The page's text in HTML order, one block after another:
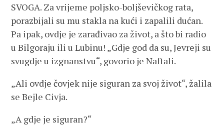
SVOGA. Za vrijeme poljsko-boljševičkog rata,
porazbijali su mu stakla na kući i zapalili dućan.
Pa ipak, ovdje je zarađivao za život, a što bi radio
u Bilgoraju ili u Lubinu! „Gdje god da su, Jevreji su
svugdje u izgnanstvu“, govorio je Naftali.
„Ali ovdje čovjek nije siguran za svoj život“, žalila
se Bejle Civja.
„A gdje je siguran?“